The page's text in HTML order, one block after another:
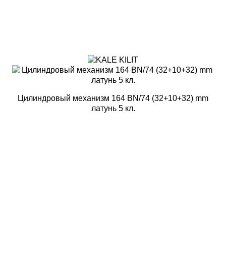
Цилиндровый механизм 164 BN/74 (32+10+32) mm
латунь 5 кл.